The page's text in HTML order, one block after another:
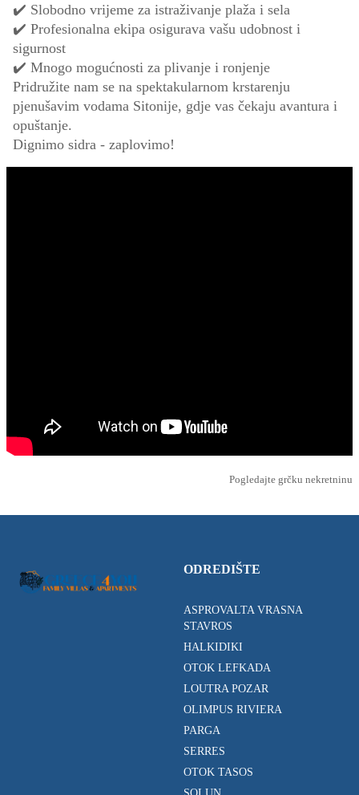
✔️ Slobodno vrijeme za istraživanje plaža i sela
✔️ Profesionalna ekipa osigurava vašu udobnost i
sigurnost
✔️ Mnogo mogućnosti za plivanje i ronjenje
Pridružite nam se na spektakularnom krstarenju
pjenušavim vodama Sitonije, gdje vas čekaju avantura i
opuštanje.
Dignimo sidra - zaplovimo!
Pogledajte grčku nekretninu
ODREDIŠTE
ASPROVALTA VRASNA
STAVROS
HALKIDIKI
OTOK LEFKADA
LOUTRA POZAR
OLIMPUS RIVIERA
PARGA
SERRES
OTOK TASOS